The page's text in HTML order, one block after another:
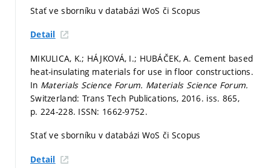
Stať ve sborníku v databázi WoS či Scopus
Detail
MIKULICA, K.; HÁJKOVÁ, I.; HUBÁČEK, A. Cement based
heat-insulating materials for use in floor constructions.
In Materials Science Forum. Materials Science Forum.
Switzerland: Trans Tech Publications, 2016. iss. 865,
p. 224-228. ISSN: 1662-9752.
Stať ve sborníku v databázi WoS či Scopus
Detail